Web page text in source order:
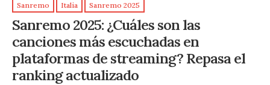
Sanremo Italia Sanremo 2025
Sanremo 2025: ¿Cuáles son las
canciones más escuchadas en
plataformas de streaming? Repasa el
ranking actualizado